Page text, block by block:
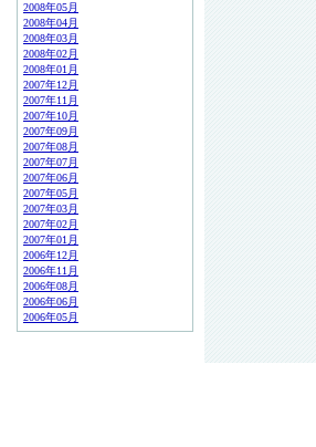
2008年05月
2008年04月
2008年03月
2008年02月
2008年01月
2007年12月
2007年11月
2007年10月
2007年09月
2007年08月
2007年07月
2007年06月
2007年05月
2007年03月
2007年02月
2007年01月
2006年12月
2006年11月
2006年08月
2006年06月
2006年05月